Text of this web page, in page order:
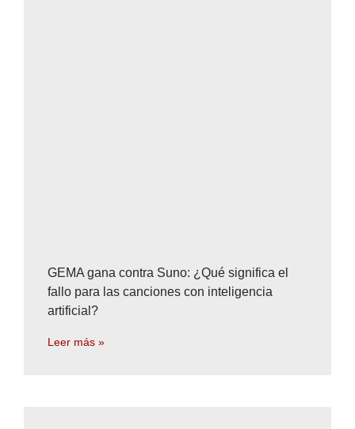
GEMA gana contra Suno: ¿Qué significa el
fallo para las canciones con inteligencia
artificial?
Leer más »